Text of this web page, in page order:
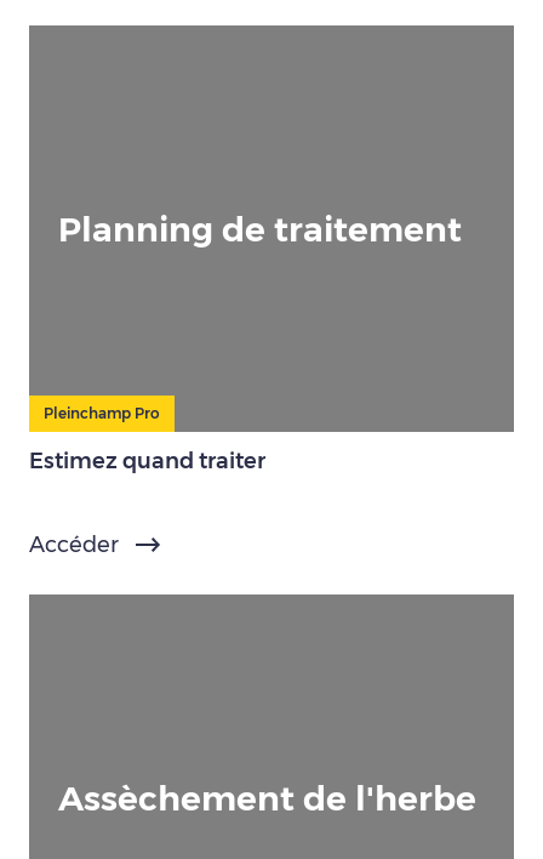
Planning de traitement
Pleinchamp Pro
Estimez quand traiter
Accéder
Assèchement de l'herbe